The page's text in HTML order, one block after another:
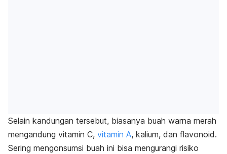
Selain kandungan tersebut, biasanya buah warna merah
mengandung vitamin C, vitamin A, kalium, dan flavonoid.
Sering mengonsumsi buah ini bisa mengurangi risiko